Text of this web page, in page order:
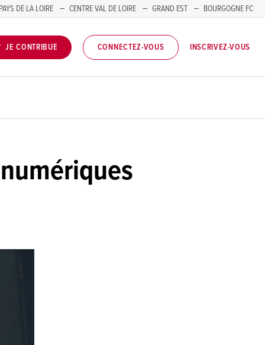
DE LA LOIRE CENTRE VAL DE LOIRE GRAND EST BOURGOGNE FC
JE CONTRIBUE CONNECTEZ-VOUS INSCRIVEZ-VOUS